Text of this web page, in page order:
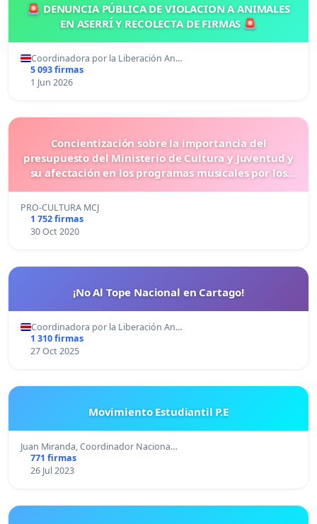
🚨 DENUNCIA PÚBLICA DE VIOLACION A ANIMALES
EN ASERRÍ Y RECOLECTA DE FIRMAS 🚨
Coordinadora por la Liberación An…
5 093 firmas
1 Jun 2026
Concientización sobre la importancia del
presupuesto del Ministerio de Cultura y Juventud y
su afectación en los programas musicales por los
PRO-CULTURA MCJ
1 752 firmas
30 Oct 2020
¡No Al Tope Nacional en Cartago!
Coordinadora por la Liberación An…
1 310 firmas
27 Oct 2025
Movimiento Estudiantil P.E
Juan Miranda, Coordinador Naciona…
771 firmas
26 Jul 2023